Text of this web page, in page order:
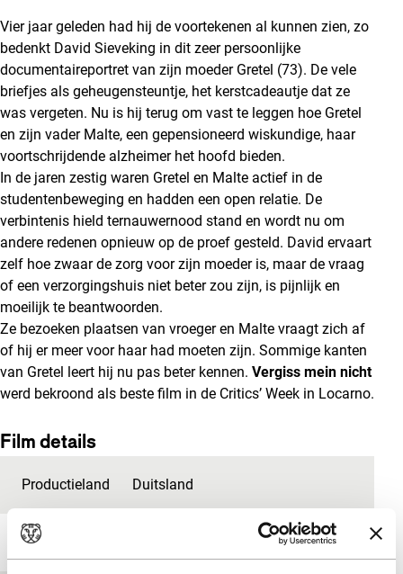
Vier jaar geleden had hij de voortekenen al kunnen zien, zo
bedenkt David Sieveking in dit zeer persoonlijke
documentaireportret van zijn moeder Gretel (73). De vele
briefjes als geheugensteuntje, het kerstcadeautje dat ze
was vergeten. Nu is hij terug om vast te leggen hoe Gretel
en zijn vader Malte, een gepensioneerd wiskundige, haar
voortschrijdende alzheimer het hoofd bieden.
In de jaren zestig waren Gretel en Malte actief in de
studentenbeweging en hadden een open relatie. De
verbintenis hield ternauwernood stand en wordt nu om
andere redenen opnieuw op de proef gesteld. David ervaart
zelf hoe zwaar de zorg voor zijn moeder is, maar de vraag
of een verzorgingshuis niet beter zou zijn, is pijnlijk en
moeilijk te beantwoorden.
Ze bezoeken plaatsen van vroeger en Malte vraagt zich af
of hij er meer voor haar had moeten zijn. Sommige kanten
van Gretel leert hij nu pas beter kennen. Vergiss mein nicht
werd bekroond als beste film in de Critics’ Week in Locarno.
Film details
Productieland Duitsland
Jaar